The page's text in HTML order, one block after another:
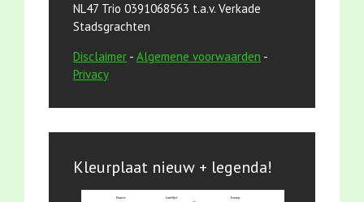
NL47 Trio 0391068563 t.a.v. Verkade
Stadsgrachten
Disclaimer - Algemene voorwaarden -
Privacy
Kleurplaat nieuw + legenda!